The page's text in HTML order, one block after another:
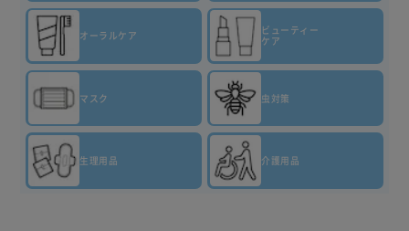
オーラルケア
ビューティー
ケア
マスク 虫対策
生理用品 介護用品